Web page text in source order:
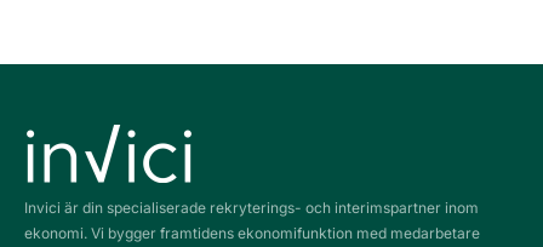
Invici är din specialiserade rekryterings- och interimspartner inom
ekonomi. Vi bygger framtidens ekonomifunktion med medarbetare